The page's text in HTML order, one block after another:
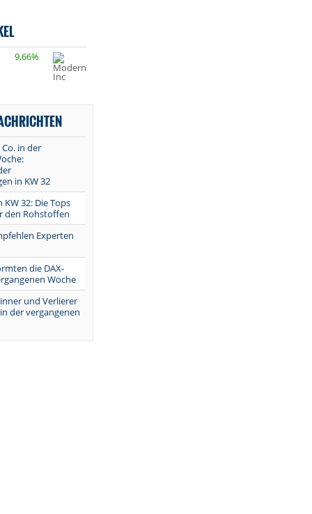
9,66%
in der
in KW 32
KW 32: Die Tops
den Rohstoffen
Experten
die DAX-
Woche
und Verlierer
der vergangenen